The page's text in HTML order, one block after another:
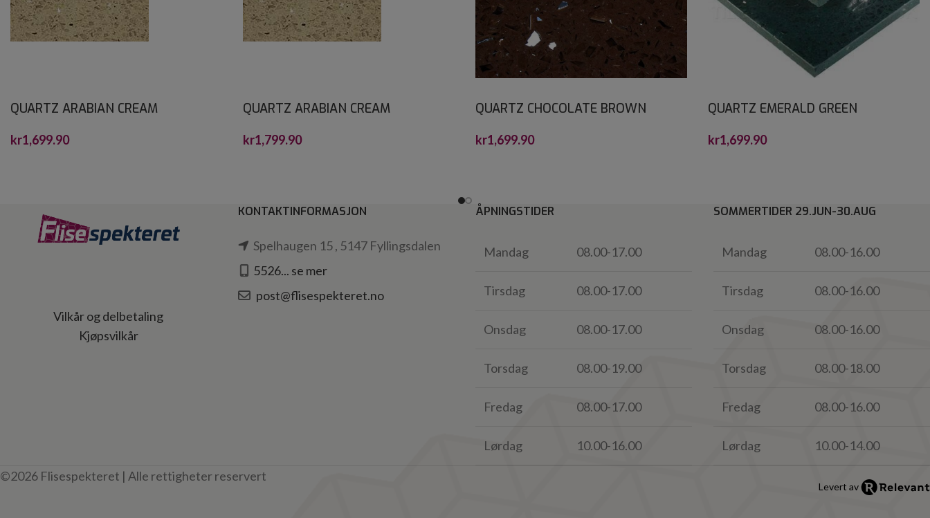
QUARTZ ARABIAN CREAM
kr1,699.90
QUARTZ ARABIAN CREAM
kr1,799.90
QUARTZ CHOCOLATE BROWN
kr1,699.90
QUARTZ EMERALD GREEN
kr1,699.90
Vilkår og delbetaling
Kjøpsvilkår
KONTAKTINFORMASJON
Spelhaugen 15 , 5147 Fyllingsdalen
5526... se mer
post@flisespekteret.no
ÅPNINGSTIDER
Mandag 08.00-17.00
Tirsdag 08.00-17.00
Onsdag 08.00-17.00
Torsdag 08.00-19.00
Fredag 08.00-17.00
Lørdag 10.00-16.00
SOMMERTIDER 29.JUN-30.AUG
Mandag 08.00-16.00
Tirsdag 08.00-16.00
Onsdag 08.00-16.00
Torsdag 08.00-18.00
Fredag 08.00-16.00
Lørdag
10.00-14.00
©2026 Flisespekteret | Alle rettigheter reservert
Levert av